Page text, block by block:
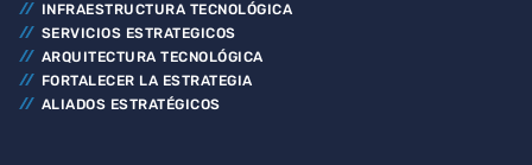
INFRAESTRUCTURA TECNOLÓGICA
SERVICIOS ESTRATEGICOS
ARQUITECTURA TECNOLÓGICA
FORTALECER LA ESTRATEGIA
ALIADOS ESTRATÉGICOS